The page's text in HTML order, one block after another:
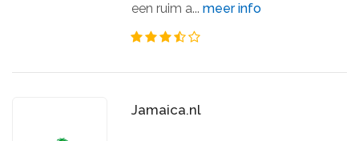
een ruim a...meer info
Jamaica.nl